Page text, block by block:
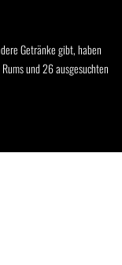
Getränke gibt, haben
und 26 ausgesuchten